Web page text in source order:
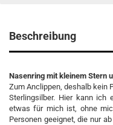
Beschreibung
Nasenring mit kleinem Stern
Zum Anclippen, deshalb kein
Sterlingsilber. Hier kann ich
etwas für mich ist, ohne
Personen geeignet, die nur